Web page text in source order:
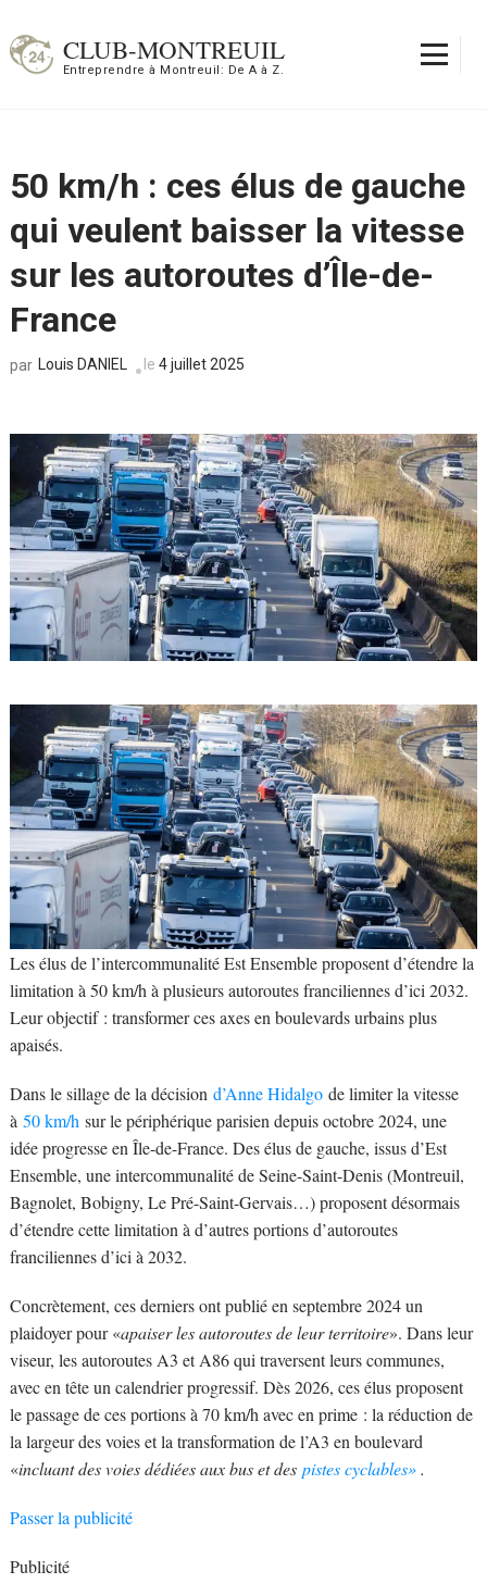
au
contenu
CLUB-MONTREUIL
Entreprendre à Montreuil: De A à Z.
50 km/h : ces élus de gauche
qui veulent baisser la vitesse
sur les autoroutes d’Île-de-
France
par Louis DANIEL le 4 juillet 2025
Les élus de l’intercommunalité Est Ensemble proposent d’étendre la
limitation à 50 km/h à plusieurs autoroutes franciliennes d’ici 2032.
Leur objectif : transformer ces axes en boulevards urbains plus
apaisés.
Dans le sillage de la décision d’Anne Hidalgo de limiter la vitesse
à50 km/hsur le périphérique parisien depuis octobre 2024, une
idée progresse en Île-de-France. Des élus de gauche, issus d’Est
Ensemble, une intercommunalité de Seine-Saint-Denis (Montreuil,
Bagnolet, Bobigny, Le Pré-Saint-Gervais…) proposent désormais
d’étendre cette limitation à d’autres portions d’autoroutes
franciliennes d’ici à 2032.
Concrètement, ces derniers ont publié en septembre 2024 un
plaidoyer pour «apaiser les autoroutes de leur territoire». Dans leur
viseur, les autoroutes A3 et A86 qui traversent leurs communes,
avec en tête un calendrier progressif. Dès 2026, ces élus proposent
le passage de ces portions à 70 km/h avec en prime : la réduction de
la largeur des voies et la transformation de l’A3 en boulevard
«incluant des voies dédiées aux bus et des pistes cyclables».
Passer la publicité
Publicité